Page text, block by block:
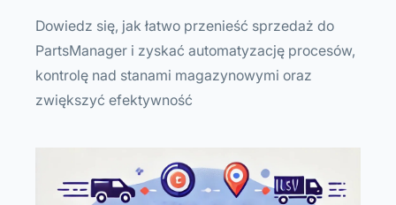
Dowiedz się, jak łatwo przenieść sprzedaż do
PartsManager i zyskać automatyzację procesów,
kontrolę nad stanami magazynowymi oraz
zwiększyć efektywność